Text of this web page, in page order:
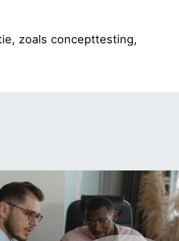
zoals concepttesting,